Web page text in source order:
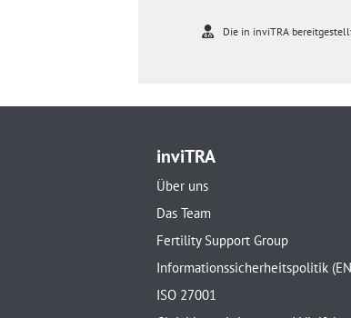
Die in inviTRA
inviTRA
Über uns
Das Team
Fertility Support Group
Informationssicherheitspolitik
ISO 27001